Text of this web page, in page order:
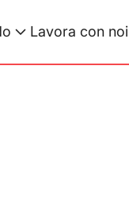
Lavora con noi